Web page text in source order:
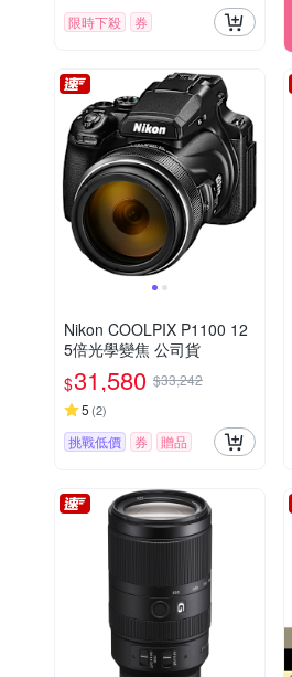
限時下殺 券
Nikon COOLPIX P1100 12
5倍光學變焦 公司貨
$31,580 $33,242
5 (2)
挑戰低價 券 贈品